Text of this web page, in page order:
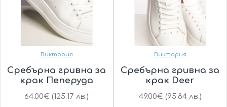
Виктория
Сребърна гривна за
крак Пеперуда
64.00€ (125.17 лв.)
Виктория
Сребърна гривна за
крак Deer
49.00€ (95.84 лв.)